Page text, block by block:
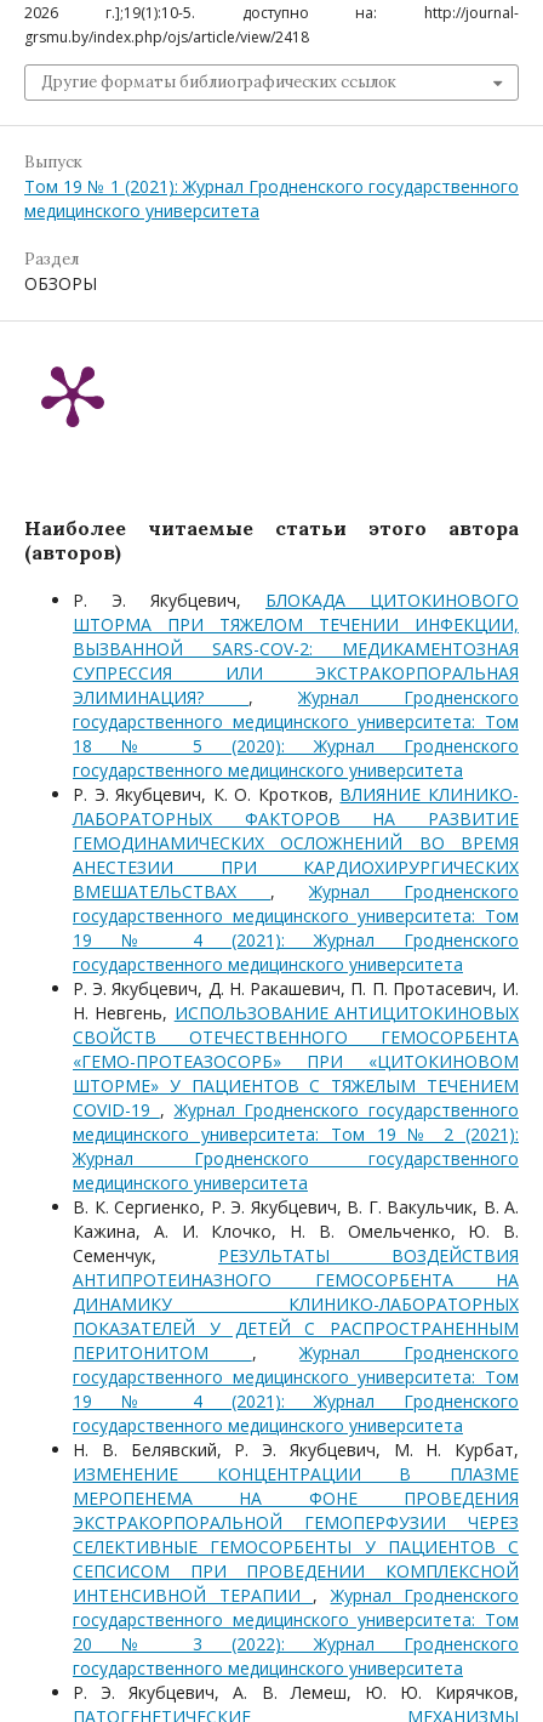
2026 г.];19(1):10-5. доступно на: http://journal-
grsmu.by/index.php/ojs/article/view/2418
Другие форматы библиографических ссылок
Выпуск
Том 19 № 1 (2021): Журнал Гродненского государственного
медицинского университета
Раздел
ОБЗОРЫ
Наиболее читаемые статьи этого автора
(авторов)
Р. Э. Якубцевич, БЛОКАДА ЦИТОКИНОВОГО
ШТОРМА ПРИ ТЯЖЕЛОМ ТЕЧЕНИИ ИНФЕКЦИИ,
ВЫЗВАННОЙ SARS-COV-2: МЕДИКАМЕНТОЗНАЯ
СУПРЕССИЯ ИЛИ ЭКСТРАКОРПОРАЛЬНАЯ
ЭЛИМИНАЦИЯ? , Журнал Гродненского
государственного медицинского университета: Том
18 № 5 (2020): Журнал Гродненского
государственного медицинского университета
Р. Э. Якубцевич, К. О. Кротков, ВЛИЯНИЕ КЛИНИКО-
ЛАБОРАТОРНЫХ ФАКТОРОВ НА РАЗВИТИЕ
ГЕМОДИНАМИЧЕСКИХ ОСЛОЖНЕНИЙ ВО ВРЕМЯ
АНЕСТЕЗИИ ПРИ КАРДИОХИРУРГИЧЕСКИХ
ВМЕШАТЕЛЬСТВАХ , Журнал Гродненского
государственного медицинского университета: Том
19 № 4 (2021): Журнал Гродненского
государственного медицинского университета
Р. Э. Якубцевич, Д. Н. Ракашевич, П. П. Протасевич, И.
Н. Невгень, ИСПОЛЬЗОВАНИЕ АНТИЦИТОКИНОВЫХ
СВОЙСТВ ОТЕЧЕСТВЕННОГО ГЕМОСОРБЕНТА
«ГЕМО-ПРОТЕАЗОСОРБ» ПРИ «ЦИТОКИНОВОМ
ШТОРМЕ» У ПАЦИЕНТОВ С ТЯЖЕЛЫМ ТЕЧЕНИЕМ
COVID-19 , Журнал Гродненского государственного
медицинского университета: Том 19 № 2 (2021):
Журнал Гродненского государственного
медицинского университета
В. К. Сергиенко, Р. Э. Якубцевич, В. Г. Вакульчик, В. А.
Кажина, А. И. Клочко, Н. В. Омельченко, Ю. В.
Семенчук, РЕЗУЛЬТАТЫ ВОЗДЕЙСТВИЯ
АНТИПРОТЕИНАЗНОГО ГЕМОСОРБЕНТА НА
ДИНАМИКУ КЛИНИКО-ЛАБОРАТОРНЫХ
ПОКАЗАТЕЛЕЙ У ДЕТЕЙ С РАСПРОСТРАНЕННЫМ
ПЕРИТОНИТОМ ,Журнал Гродненского
государственного медицинского университета: Том
19 № 4 (2021): Журнал Гродненского
государственного медицинского университета
Н. В. Белявский, Р. Э. Якубцевич, М. Н. Курбат,
ИЗМЕНЕНИЕ КОНЦЕНТРАЦИИ В ПЛАЗМЕ
МЕРОПЕНЕМА НА ФОНЕ ПРОВЕДЕНИЯ
ЭКСТРАКОРПОРАЛЬНОЙ ГЕМОПЕРФУЗИИ ЧЕРЕЗ
СЕЛЕКТИВНЫЕ ГЕМОСОРБЕНТЫ У ПАЦИЕНТОВ С
СЕПСИСОМ ПРИ ПРОВЕДЕНИИ КОМПЛЕКСНОЙ
ИНТЕНСИВНОЙ ТЕРАПИИ , Журнал Гродненского
государственного медицинского университета: Том
20 № 3 (2022): Журнал Гродненского
государственного медицинского университета
Р. Э. Якубцевич, А. В. Лемеш, Ю. Ю. Кирячков,
ПАТОГЕНЕТИЧЕСКИЕ МЕХАНИЗМЫ